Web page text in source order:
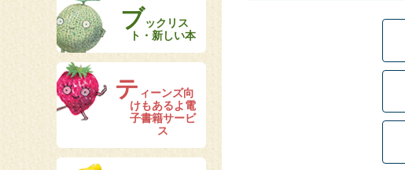
ブックリス
ト・新しい本
テ ィーンズ向
けもあるよ電
子書籍サービ
ス